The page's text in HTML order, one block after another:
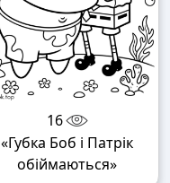
16
«Губка Боб і Патрік
обіймаються»